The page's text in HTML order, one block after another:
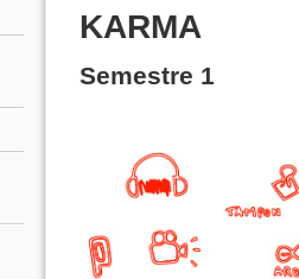
KARMA
Semestre 1